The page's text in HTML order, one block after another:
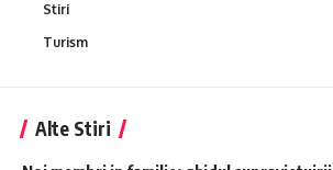
Stiri
Turism
Alte Stiri